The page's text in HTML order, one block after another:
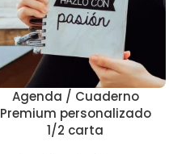
Agenda / Cuaderno
Premium personalizado
1/2 carta